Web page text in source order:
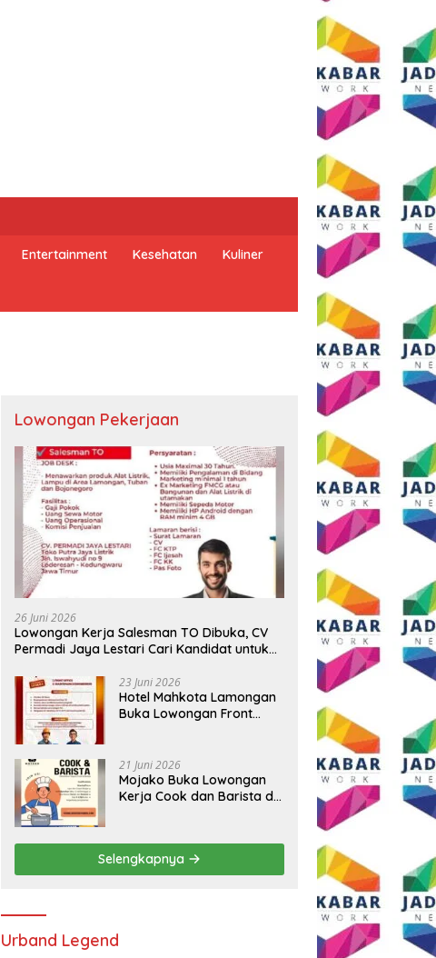
Entertainment Kesehatan Kuliner
Lowongan Pekerjaan
26 Juni 2026
Lowongan Kerja Salesman TO Dibuka, CV
Permadi Jaya Lestari Cari Kandidat untuk
23 Juni 2026
Hotel Mahkota Lamongan
Buka Lowongan Front
Syaratnya
21 Juni 2026
Mojako Buka Lowongan
Kerja Cook dan Barista di
Selengkapnya
Urband Legend